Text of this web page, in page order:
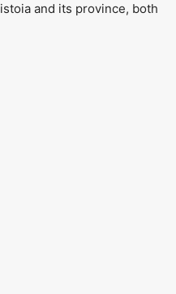
and its province, both